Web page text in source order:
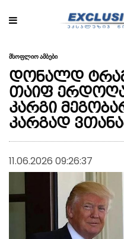
მსოფლიო ამბები
დონალდ
თაიფ
კარგი
კარგად
11.06.2026 09:26:37